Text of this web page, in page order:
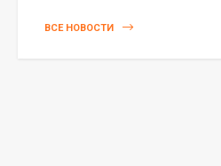
ВСЕ НОВОСТИ